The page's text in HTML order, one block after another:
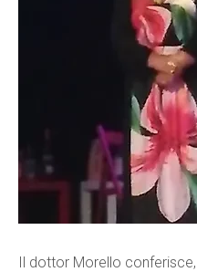
Il dottor Morello